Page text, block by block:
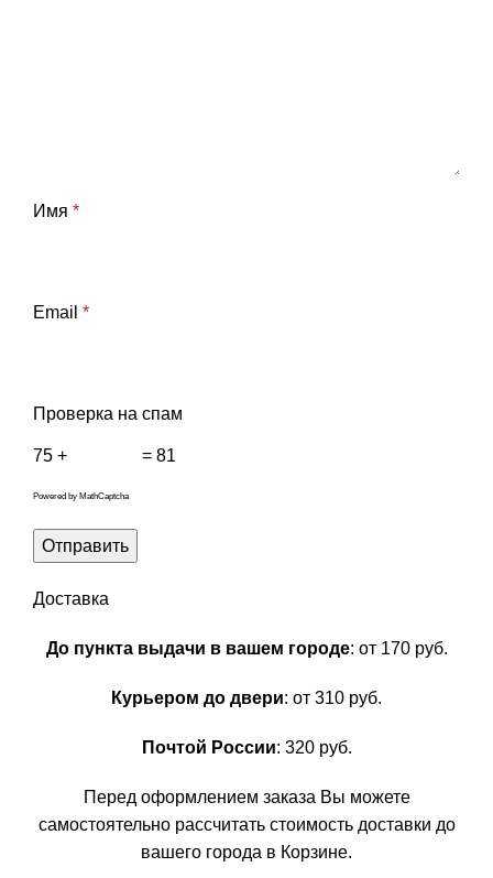
Имя *
Email *
Проверка на спам
75 + = 81
Powered by MathCaptcha
Доставка
До пункта выдачи в вашем городе: от 170 руб.
Курьером до двери: от 310 руб.
Почтой России: 320 руб.
Перед оформлением заказа Вы можете
самостоятельно рассчитать стоимость доставки до
вашего города в Корзине.